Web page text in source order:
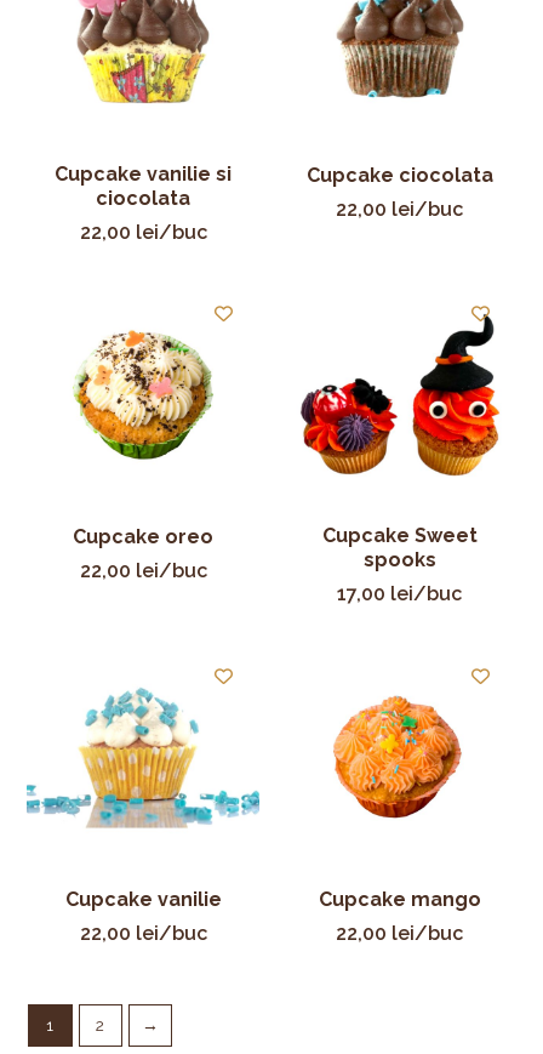
Cupcake vanilie si
ciocolata
22,00 lei/buc
Cupcake ciocolata
22,00 lei/buc
Cupcake oreo
22,00 lei/buc
Cupcake Sweet
spooks
17,00 lei/buc
Cupcake vanilie
22,00 lei/buc
Cupcake mango
22,00 lei/buc
1 2 →